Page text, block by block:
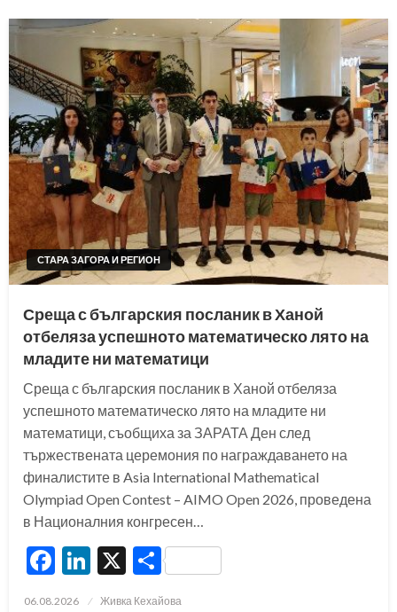
СТАРА ЗАГОРА И РЕГИОН
Среща с българския посланик в Ханой
отбеляза успешното математическо лято на
младите ни математици
Среща с българския посланик в Ханой отбеляза
успешното математическо лято на младите ни
математици, съобщиха за ЗАРАТА Ден след
тържествената церемония по награждаването на
финалистите в Asia International Mathematical
Olympiad Open Contest – AIMO Open 2026, проведена
в Националния конгресен…
Facebook
LinkedIn
X Share
Posted
06.08.2026 Живка Кехайова